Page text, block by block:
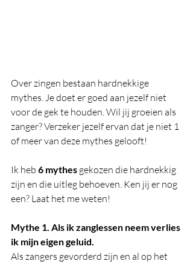
Over zingen bestaan hardnekkige
mythes. Je doet er goed aan jezelf niet
voor de gek te houden. Wil jij groeien als
zanger? Verzeker jezelf ervan dat je niet 1
of meer van deze mythes gelooft!
Ik heb 6 mythes gekozen die hardnekkig
zijn en die uitleg behoeven. Ken jij er nog
een? Laat het me weten!
Mythe 1. Als ik zanglessen neem verlies
ik mijn eigen geluid.
Als zangers gevorderd zijn en al op het